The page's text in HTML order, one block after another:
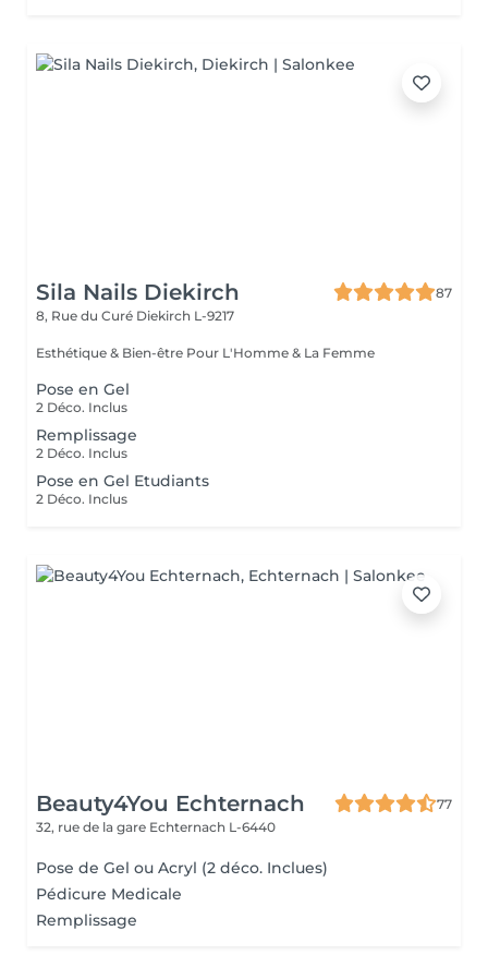
Sila Nails Diekirch
87
8, Rue du Curé Diekirch L-9217
Esthétique & Bien-être Pour L'Homme & La Femme
Pose en Gel
2 Déco. Inclus
Remplissage
2 Déco. Inclus
Pose en Gel Etudiants
2 Déco. Inclus
Beauty4You Echternach
77
32, rue de la gare Echternach L-6440
Pose de Gel ou Acryl (2 déco. Inclues)
Pédicure Medicale
Remplissage